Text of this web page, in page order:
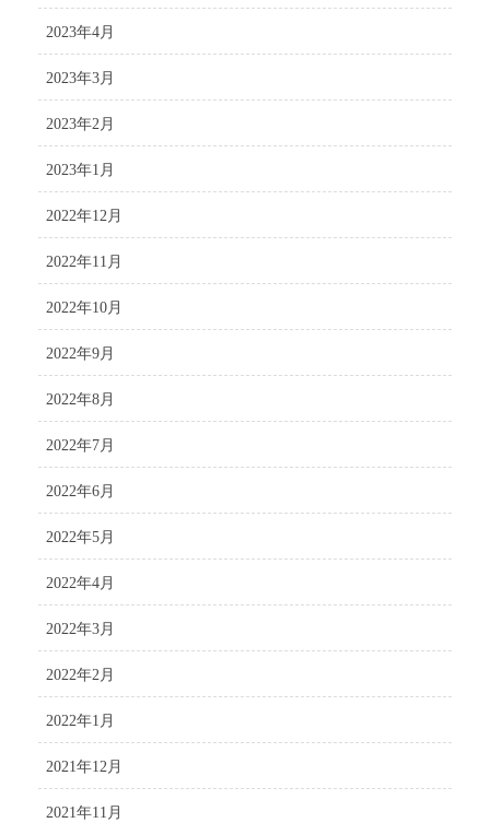
2023年4月
2023年3月
2023年2月
2023年1月
2022年12月
2022年11月
2022年10月
2022年9月
2022年8月
2022年7月
2022年6月
2022年5月
2022年4月
2022年3月
2022年2月
2022年1月
2021年12月
2021年11月